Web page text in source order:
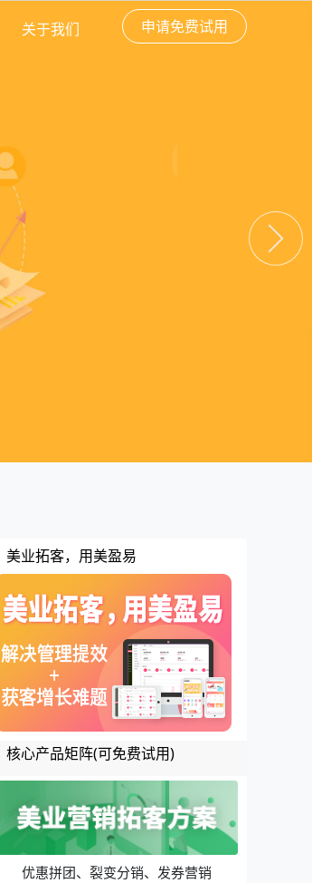
关于我们 申请免费试用
美业拓客，用美盈易
核心产品矩阵(可免费试用)
优惠拼团、裂变分销、发券营销